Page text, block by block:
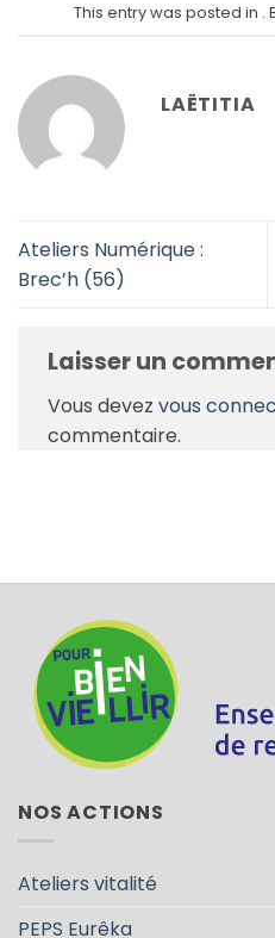
This entry was posted in .
LAËTITIA
Ateliers Numérique :
Brec’h (56)
Laisser un
Vous devez vous
commentaire.
NOS ACTIONS
Ateliers vitalité
PEPS Eurêka